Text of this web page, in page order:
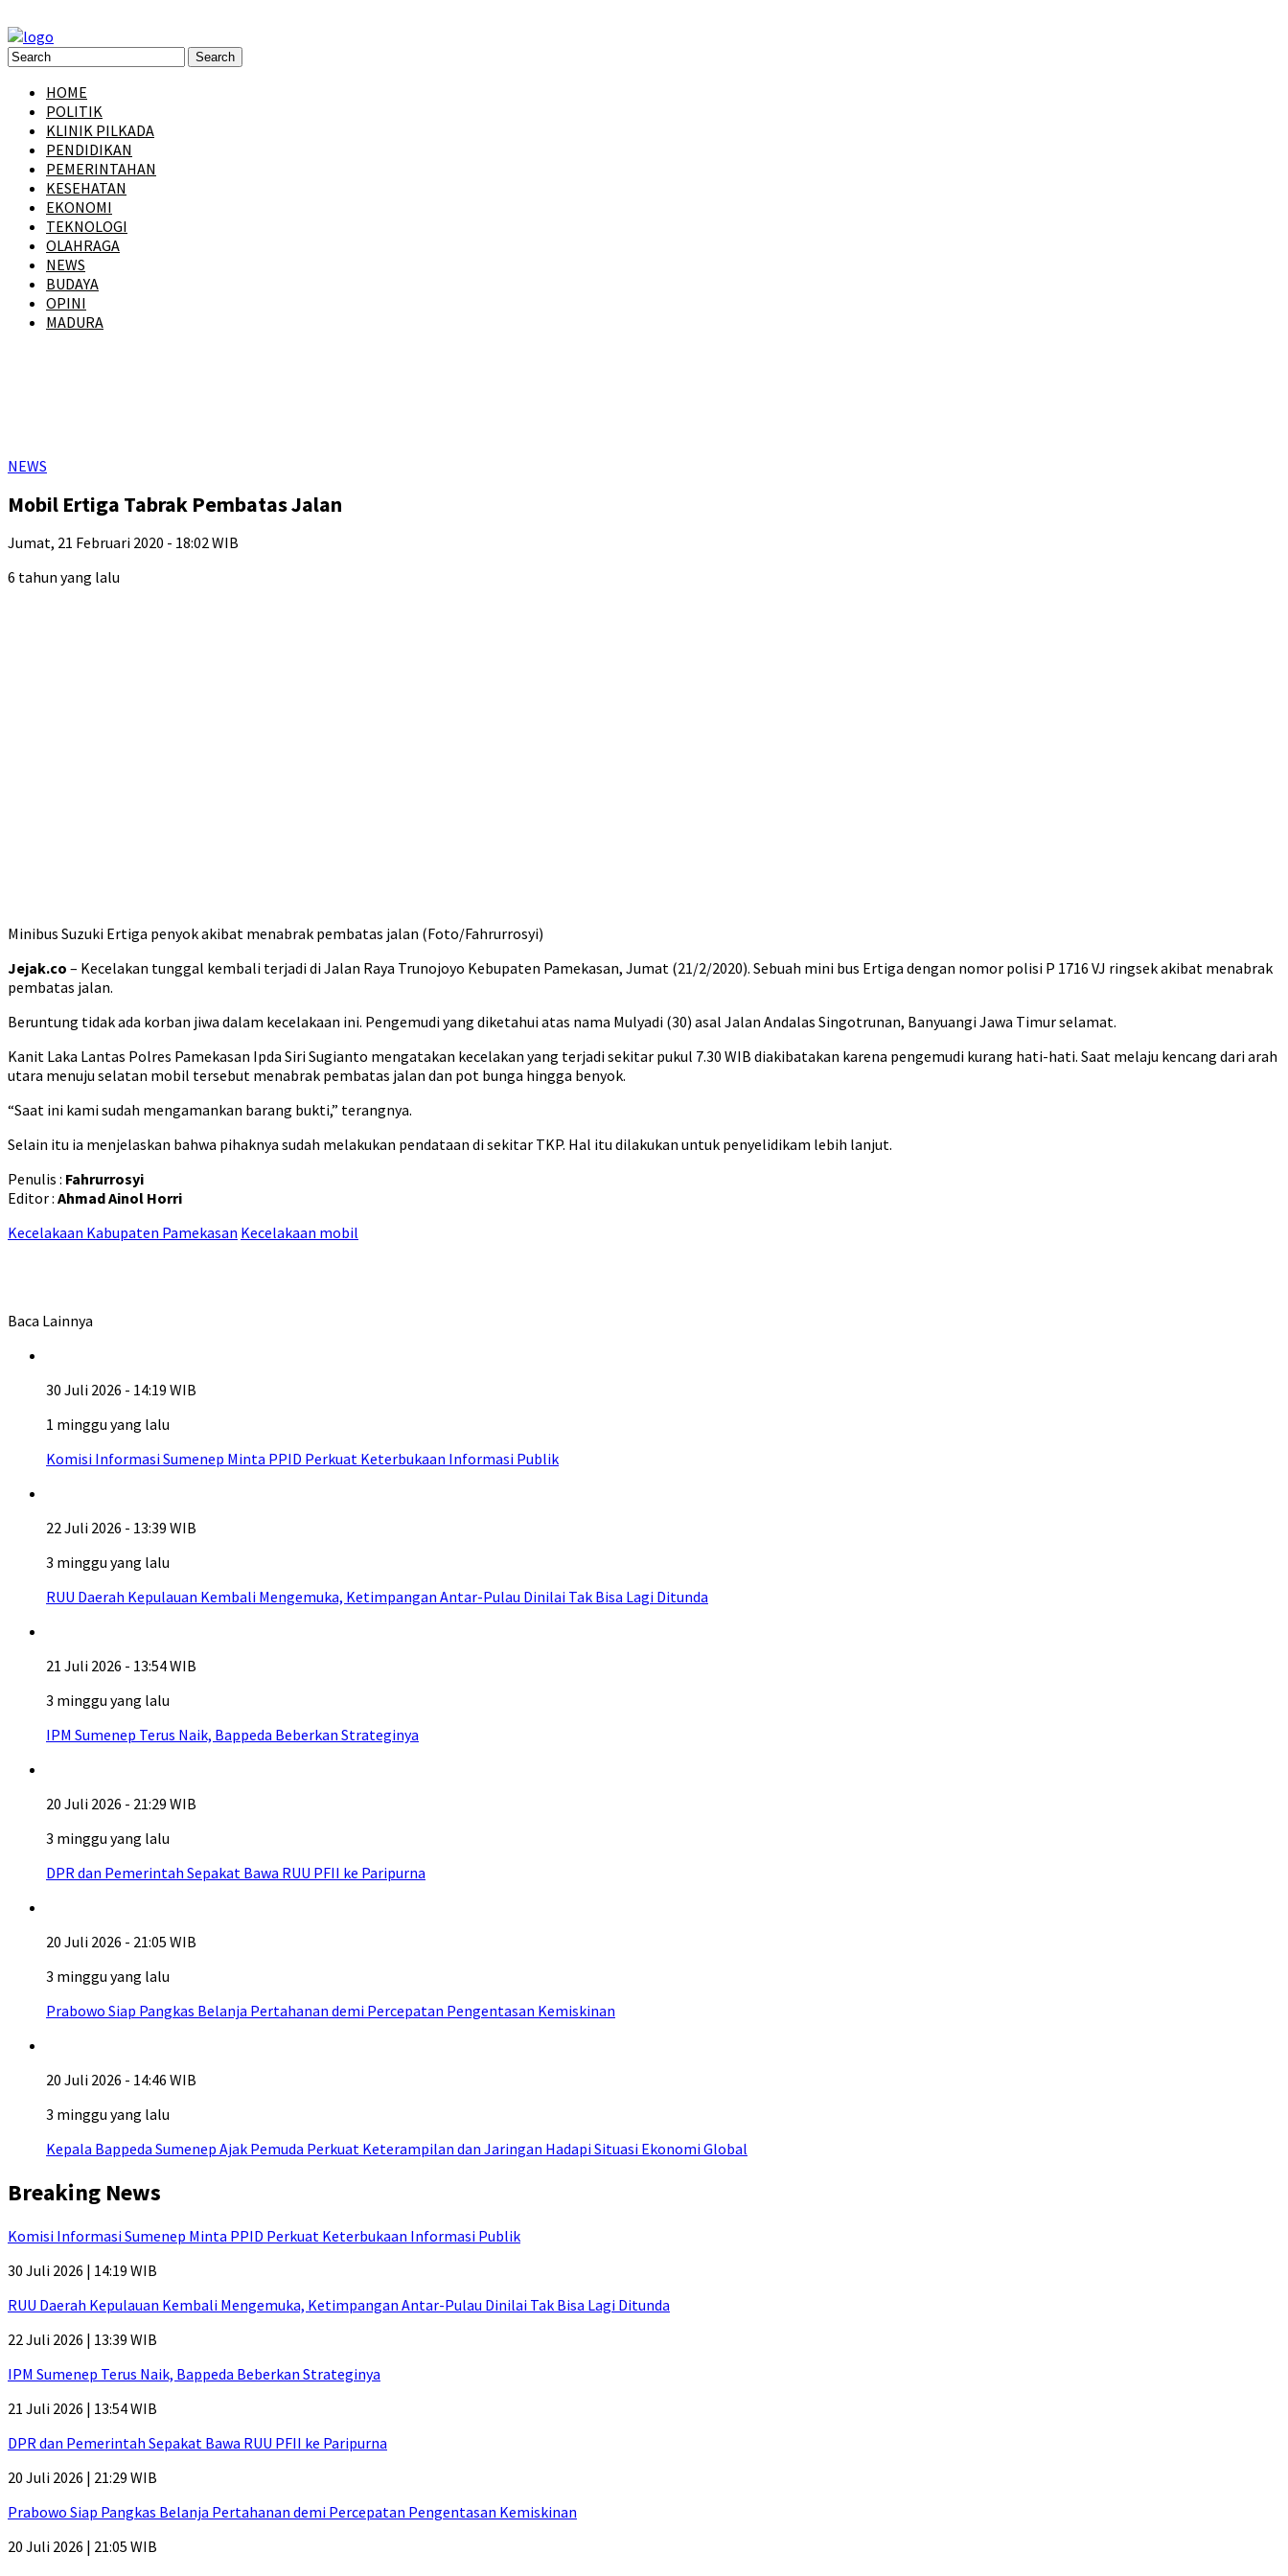
HOME
POLITIK
KLINIK PILKADA
PENDIDIKAN
PEMERINTAHAN
KESEHATAN
EKONOMI
TEKNOLOGI
OLAHRAGA
NEWS
BUDAYA
OPINI
MADURA
NEWS
Mobil Ertiga Tabrak Pembatas Jalan
Jumat, 21 Februari 2020 - 18:02 WIB
6 tahun yang lalu
Minibus Suzuki Ertiga penyok akibat menabrak pembatas jalan (Foto/Fahrurrosyi)
Jejak.co – Kecelakan tunggal kembali terjadi di Jalan Raya Trunojoyo Kebupaten Pamekasan, Jumat (21/2/2020). Sebuah mini bus Ertiga dengan nomor polisi P 1716 VJ ringsek akibat menabrak
pembatas jalan.
Beruntung tidak ada korban jiwa dalam kecelakaan ini. Pengemudi yang diketahui atas nama Mulyadi (30) asal Jalan Andalas Singotrunan, Banyuangi Jawa Timur selamat.
Kanit Laka Lantas Polres Pamekasan Ipda Siri Sugianto mengatakan kecelakan yang terjadi sekitar pukul 7.30 WIB diakibatakan karena pengemudi kurang hati-hati. Saat melaju kencang dari arah
utara menuju selatan mobil tersebut menabrak pembatas jalan dan pot bunga hingga benyok.
“Saat ini kami sudah mengamankan barang bukti,” terangnya.
Selain itu ia menjelaskan bahwa pihaknya sudah melakukan pendataan di sekitar TKP. Hal itu dilakukan untuk penyelidikam lebih lanjut.
Penulis : Fahrurrosyi
Editor : Ahmad Ainol Horri
Kecelakaan Kabupaten Pamekasan Kecelakaan mobil
Baca Lainnya
30 Juli 2026 - 14:19 WIB
1 minggu yang lalu
Komisi Informasi Sumenep Minta PPID Perkuat Keterbukaan Informasi Publik
22 Juli 2026 - 13:39 WIB
3 minggu yang lalu
RUU Daerah Kepulauan Kembali Mengemuka, Ketimpangan Antar-Pulau Dinilai Tak Bisa Lagi Ditunda
21 Juli 2026 - 13:54 WIB
3 minggu yang lalu
IPM Sumenep Terus Naik, Bappeda Beberkan Strateginya
20 Juli 2026 - 21:29 WIB
3 minggu yang lalu
DPR dan Pemerintah Sepakat Bawa RUU PFII ke Paripurna
20 Juli 2026 - 21:05 WIB
3 minggu yang lalu
Prabowo Siap Pangkas Belanja Pertahanan demi Percepatan Pengentasan Kemiskinan
20 Juli 2026 - 14:46 WIB
3 minggu yang lalu
Kepala Bappeda Sumenep Ajak Pemuda Perkuat Keterampilan dan Jaringan Hadapi Situasi Ekonomi Global
Breaking News
Komisi Informasi Sumenep Minta PPID Perkuat Keterbukaan Informasi Publik
30 Juli 2026 | 14:19 WIB
RUU Daerah Kepulauan Kembali Mengemuka, Ketimpangan Antar-Pulau Dinilai Tak Bisa Lagi Ditunda
22 Juli 2026 | 13:39 WIB
IPM Sumenep Terus Naik, Bappeda Beberkan Strateginya
21 Juli 2026 | 13:54 WIB
DPR dan Pemerintah Sepakat Bawa RUU PFII ke Paripurna
20 Juli 2026 | 21:29 WIB
Prabowo Siap Pangkas Belanja Pertahanan demi Percepatan Pengentasan Kemiskinan
20 Juli 2026 | 21:05 WIB